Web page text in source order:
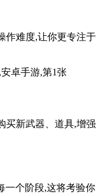
作难度,让你更专注于
买新武器、道具,增强
一个阶段,这将考验你